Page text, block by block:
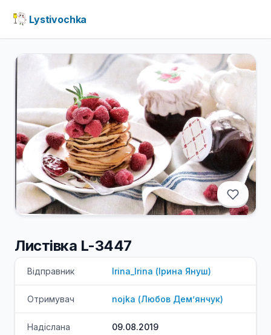
Lystivochka
Листівка L-3447
Відправник Irina_Irina (Ірина Януш)
Отримувач nojka (Любов Дем’янчук)
Надіслана 09.08.2019